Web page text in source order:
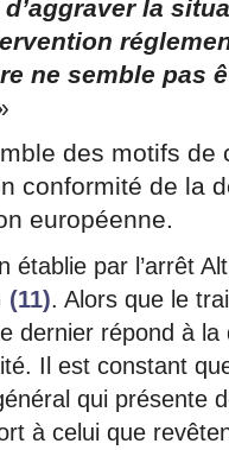
la
ne semble pas
des motifs
conformité de la
européenne.
établie par l’arrêt
(11). Alors que le
dernier répond à la
Il est constant
qui présente
à celui que